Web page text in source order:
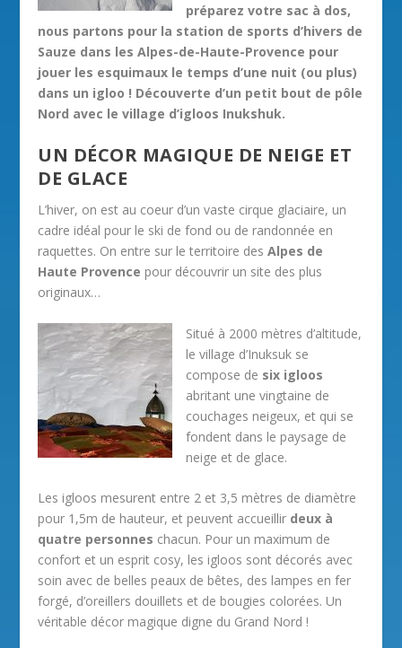
préparez votre sac à dos,
nous partons pour la station de sports d’hivers de
Sauze dans les Alpes-de-Haute-Provence pour
jouer les esquimaux le temps d’une nuit (ou plus)
dans un igloo ! Découverte d’un petit bout de pôle
Nord avec le village d’igloos Inukshuk.
UN DÉCOR MAGIQUE DE NEIGE ET
DE GLACE
L’hiver, on est au coeur d’un vaste cirque glaciaire, un
cadre idéal pour le ski de fond ou de randonnée en
raquettes. On entre sur le territoire desAlpes de
Haute Provence pour découvrir un site des plus
originaux…
Situé à 2000 mètres d’altitude,
le village d’Inuksuk se
compose de six igloos
abritant une vingtaine de
couchages neigeux, et qui se
fondent dans le paysage de
neige et de glace.
Les igloos mesurent entre 2 et 3,5 mètres de diamètre
pour 1,5m de hauteur, et peuvent accueillir deux à
quatre personnes chacun. Pour un maximum de
confort et un esprit cosy, les igloos sont décorés avec
soin avec de belles peaux de bêtes, des lampes en fer
forgé, d’oreillers douillets et de bougies colorées. Un
véritable décor magique digne du Grand Nord !